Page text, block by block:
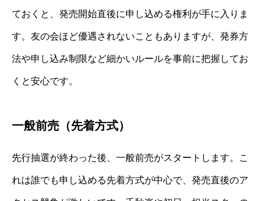
ておくと、発売開始直後に申し込める権利が手に入りま
す。友の会ほど優遇されないこともありますが、発券方
法や申し込み制限など細かいルールを事前に把握してお
くと安心です。
一般前売（先着方式）
先行抽選が終わった後、一般前売がスタートします。こ
れは誰でも申し込める先着方式が中心で、発売直後のア